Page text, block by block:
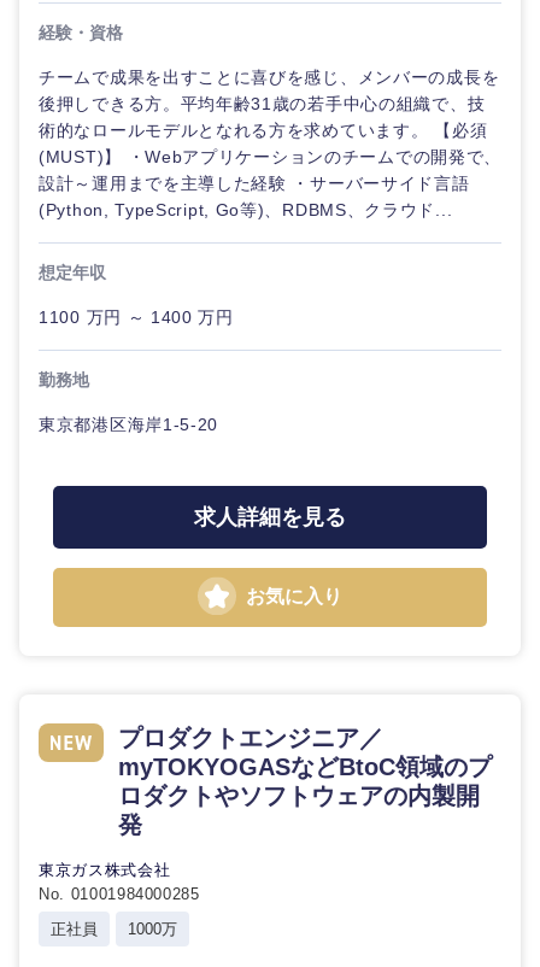
経験・資格
チームで成果を出すことに喜びを感じ、メンバーの成長を
後押しできる方。平均年齢31歳の若手中心の組織で、技
術的なロールモデルとなれる方を求めています。 【必須
(MUST)】 ・Webアプリケーションのチームでの開発で、
設計～運用までを主導した経験 ・サーバーサイド言語
(Python, TypeScript, Go等)、RDBMS、クラウド...
想定年収
1100 万円 ～ 1400 万円
勤務地
東京都港区海岸1-5-20
求人詳細を見る
お気に入り
プロダクトエンジニア／
myTOKYOGASなどBtoC領域のプ
ロダクトやソフトウェアの内製開
発
東京ガス株式会社
No. 01001984000285
正社員
1000万